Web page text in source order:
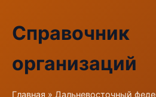
Справочник
организаций
Главная » Дальневосточный